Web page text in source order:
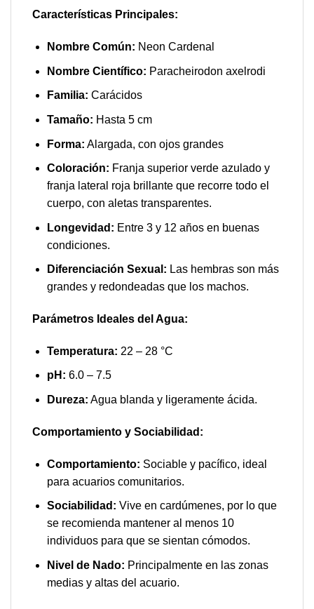
Características Principales:
Nombre Común: Neon Cardenal
Nombre Científico: Paracheirodon axelrodi
Familia: Carácidos
Tamaño: Hasta 5 cm
Forma: Alargada, con ojos grandes
Coloración: Franja superior verde azulado y
franja lateral roja brillante que recorre todo el
cuerpo, con aletas transparentes.
Longevidad: Entre 3 y 12 años en buenas
condiciones.
Diferenciación Sexual: Las hembras son más
grandes y redondeadas que los machos.
Parámetros Ideales del Agua:
Temperatura: 22 – 28 °C
pH: 6.0 – 7.5
Dureza: Agua blanda y ligeramente ácida.
Comportamiento y Sociabilidad:
Comportamiento: Sociable y pacífico, ideal
para acuarios comunitarios.
Sociabilidad: Vive en cardúmenes, por lo que
se recomienda mantener al menos 10
individuos para que se sientan cómodos.
Nivel de Nado: Principalmente en las zonas
medias y altas del acuario.